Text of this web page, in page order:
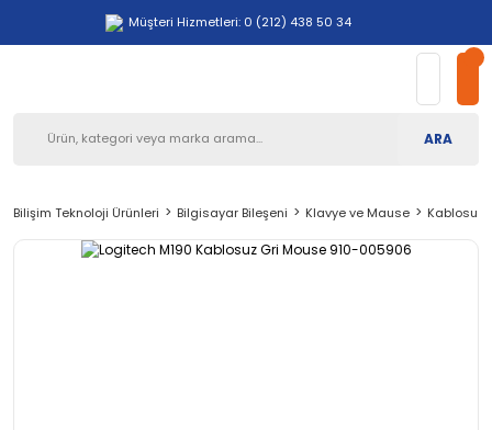
Müşteri Hizmetleri: 0 (212) 438 50 34
ARA
Bilişim Teknoloji Ürünleri Bilgisayar Bileşeni Klavye ve Mause Kablosuz